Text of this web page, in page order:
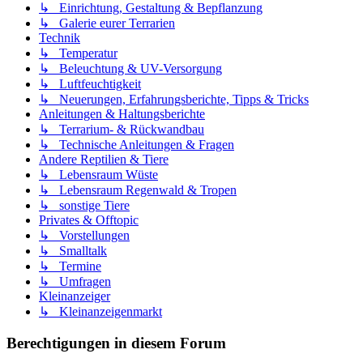
↳ Einrichtung, Gestaltung & Bepflanzung
↳ Galerie eurer Terrarien
Technik
↳ Temperatur
↳ Beleuchtung & UV-Versorgung
↳ Luftfeuchtigkeit
↳ Neuerungen, Erfahrungsberichte, Tipps & Tricks
Anleitungen & Haltungsberichte
↳ Terrarium- & Rückwandbau
↳ Technische Anleitungen & Fragen
Andere Reptilien & Tiere
↳ Lebensraum Wüste
↳ Lebensraum Regenwald & Tropen
↳ sonstige Tiere
Privates & Offtopic
↳ Vorstellungen
↳ Smalltalk
↳ Termine
↳ Umfragen
Kleinanzeiger
↳ Kleinanzeigenmarkt
Berechtigungen in diesem Forum